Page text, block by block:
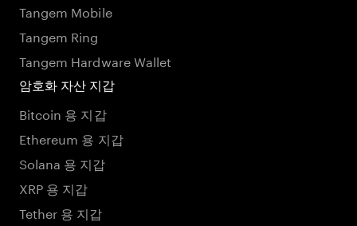
Tangem Mobile
Tangem Ring
Tangem Hardware Wallet
암호화 자산 지갑
Bitcoin 용 지갑
Ethereum 용 지갑
Solana 용 지갑
XRP 용 지갑
Tether 용 지갑